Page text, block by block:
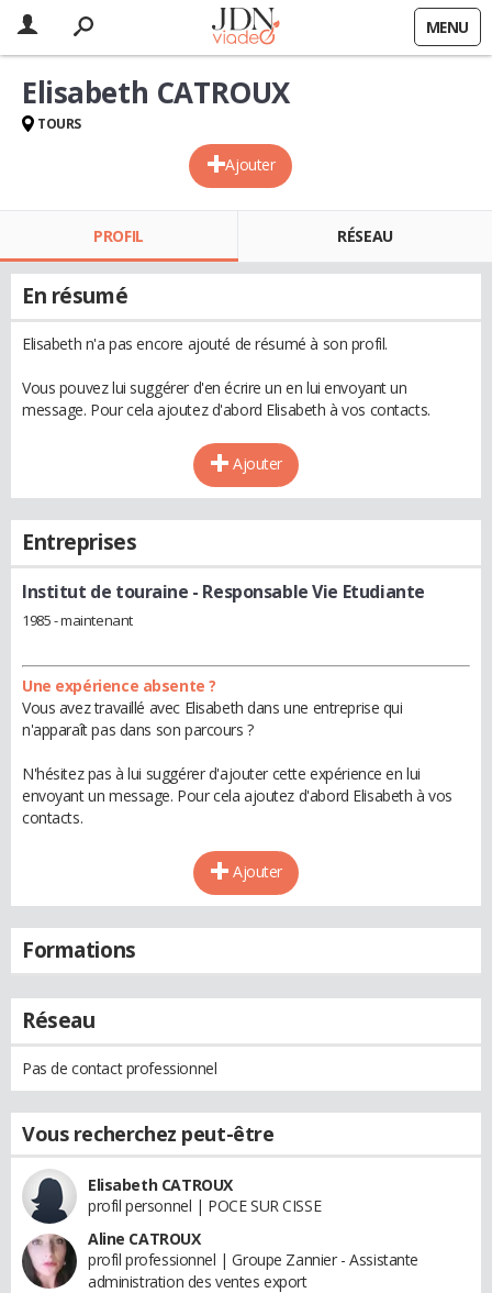
MENU
Ajouter
Elisabeth CATROUX
TOURS
PROFIL RÉSEAU
En résumé
Elisabeth n'a pas encore ajouté de résumé à son profil.
Vous pouvez lui suggérer d'en écrire un en lui envoyant un
message. Pour cela ajoutez d'abord Elisabeth à vos contacts.
Ajouter
Entreprises
Institut de touraine - Responsable Vie Etudiante
1985 - maintenant
Une expérience absente ?
Vous avez travaillé avec Elisabeth dans une entreprise qui
n'apparaît pas dans son parcours ?
N'hésitez pas à lui suggérer d'ajouter cette expérience en lui
envoyant un message. Pour cela ajoutez d'abord Elisabeth à vos
contacts.
Ajouter
Formations
Réseau
Pas de contact professionnel
Vous recherchez peut-être
Elisabeth CATROUX
profil personnel | POCE SUR CISSE
Aline CATROUX
profil professionnel | Groupe Zannier - Assistante
administration des ventes export